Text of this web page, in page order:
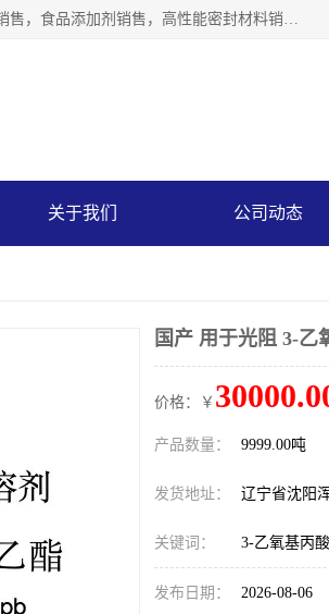
沈阳默塔化学有限公司经营范围包括：化工产品销售，专用化学产品销售，非食用盐销售，食品添加剂销售，高性能密封材料销售，涂料销售，合成材料销售，工程塑料及合成树脂销售等；主要产品有高纯电子级环丁砜，总金属离子可控制在ppb级别、纯度高、颜色浅、耐高温分解时间长，特别适合于半导体制造，硅片晶圆制造，清洗湿电子化学品，锂电池电解液，电子油墨，特种材料等高端行业；也适用于医药合成。
关于我们 公司动态
国产 用于光阻 3-乙
价格：￥
产品数量： 9999.00吨
发货地址： 辽宁省沈阳
关键词： 3-乙氧基丙
发布日期： 2026-08-06